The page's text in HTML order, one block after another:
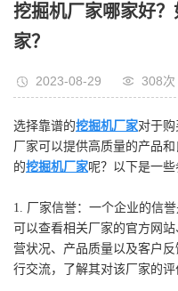
挖掘机厂家哪家好
家？
2023-08-29 308次
选择靠谱的挖掘机厂家对于
厂家可以提供高质量的产品
的挖掘机厂家呢？以下是一些
1. 厂家信誉：一个企业的信
可以查看相关厂家的官方网
营状况、产品质量以及客户
行交流，了解其对该厂家的评